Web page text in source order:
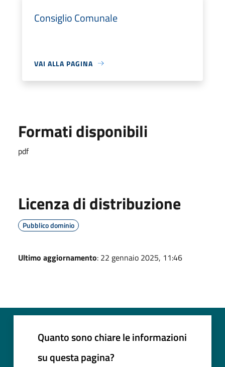
Consiglio Comunale
VAI ALLA PAGINA
Formati disponibili
pdf
Licenza di distribuzione
Pubblico dominio
Ultimo aggiornamento: 22 gennaio 2025, 11:46
Quanto sono chiare le informazioni
su questa pagina?